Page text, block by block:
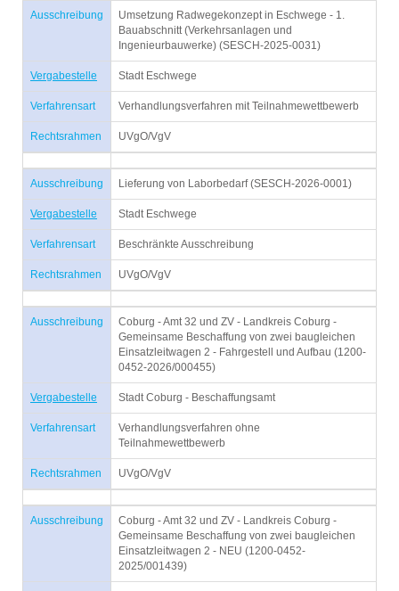
Ausschreibung
Umsetzung Radwegekonzept in Eschwege - 1.
Bauabschnitt (Verkehrsanlagen und
Ingenieurbauwerke) (SESCH-2025-0031)
Vergabestelle Stadt Eschwege
Verfahrensart Verhandlungsverfahren mit Teilnahmewettbewerb
Rechtsrahmen UVgO/VgV
Ausschreibung Lieferung von Laborbedarf (SESCH-2026-0001)
Vergabestelle Stadt Eschwege
Verfahrensart Beschränkte Ausschreibung
Rechtsrahmen UVgO/VgV
Ausschreibung
Coburg - Amt 32 und ZV - Landkreis Coburg -
Gemeinsame Beschaffung von zwei baugleichen
Einsatzleitwagen 2 - Fahrgestell und Aufbau (1200-
0452-2026/000455)
Vergabestelle Stadt Coburg - Beschaffungsamt
Verfahrensart
Verhandlungsverfahren ohne
Teilnahmewettbewerb
Rechtsrahmen UVgO/VgV
Ausschreibung
Coburg - Amt 32 und ZV - Landkreis Coburg -
Gemeinsame Beschaffung von zwei baugleichen
Einsatzleitwagen 2 - NEU (1200-0452-
2025/001439)